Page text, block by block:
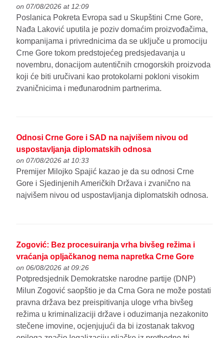
on 07/08/2026 at 12:09
Poslanica Pokreta Evropa sad u Skupštini Crne Gore,
Nađa Laković uputila je poziv domaćim proizvođačima,
kompanijama i privrednicima da se uključe u promociju
Crne Gore tokom predstojećeg predsjedavanja u
novembru, donacijom autentičnih crnogorskih proizvoda
koji će biti uručivani kao protokolarni pokloni visokim
zvaničnicima i međunarodnim partnerima.
Odnosi Crne Gore i SAD na najvišem nivou od
uspostavljanja diplomatskih odnosa
on 07/08/2026 at 10:33
Premijer Milojko Spajić kazao je da su odnosi Crne
Gore i Sjedinjenih Američkih Država i zvanično na
najvišem nivou od uspostavljanja diplomatskih odnosa.
Zogović: Bez procesuiranja vrha bivšeg režima i
vraćanja opljačkanog nema napretka Crne Gore
on 06/08/2026 at 09:26
Potpredsjednik Demokratske narodne partije (DNP)
Milun Zogović saopštio je da Crna Gora ne može postati
pravna država bez preispitivanja uloge vrha bivšeg
režima u kriminalizaciji države i oduzimanja nezakonito
stečene imovine, ocjenjujući da bi izostanak takvog